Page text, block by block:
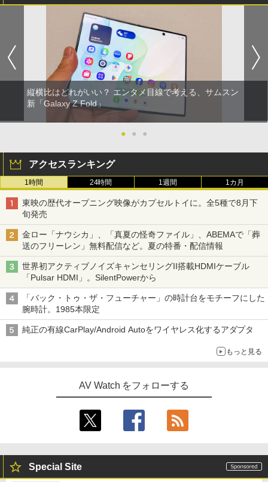
縦横比はどれがいい？ エンタメ目線で考える、サムスン
新「Galaxy Z Fold」
● ● ●
アクセスランキング
1時間 24時間 1週間 1カ月
東映の歴代オープニング映像がカプセルトイに。全5種で8月下
旬発売
金ロー「ナウシカ」、「真夏の怪奇ファイル」、ABEMAで「葬
送のフリーレン」無料配信など。夏の特番・配信情報
世界初アクティブノイズキャンセリングII搭載HDMIケーブル
「Pulsar HDMI」。SilentPowerから
「バック・トゥ・ザ・フューチャー」の時計台をモチーフにした
腕時計。1985本限定
純正の有線CarPlay/Android Autoをワイヤレス化するアダプタ
もっと見る
AV Watch をフォローする
Special Site